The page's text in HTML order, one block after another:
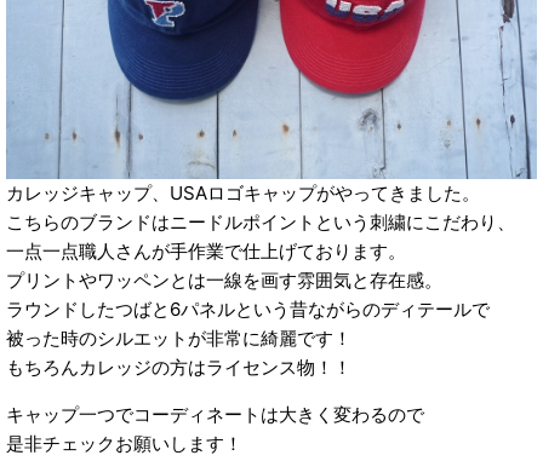
カレッジキャップ、USAロゴキャップがやってきました。
こちらのブランドはニードルポイントという刺繍にこだわり、
一点一点職人さんが手作業で仕上げております。
プリントやワッペンとは一線を画す雰囲気と存在感。
ラウンドしたつばと6パネルという昔ながらのディテールで
被った時のシルエットが非常に綺麗です！
もちろんカレッジの方はライセンス物！！
キャップ一つでコーディネートは大きく変わるので
是非チェックお願いします！